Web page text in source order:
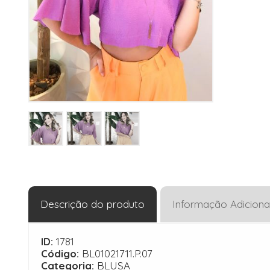
Descrição do produto Informação
ID: 1781
Código: BL01021711.P.07
Categoria: BLUSA